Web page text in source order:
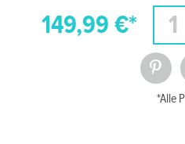
149,99 €*
*Alle